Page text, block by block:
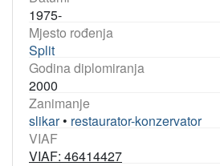
1975-
Mjesto rođenja
Split
Godina diplomiranja
2000
Zanimanje
slikar• restaurator-konzervator
VIAF
VIAF: 46414427